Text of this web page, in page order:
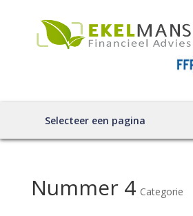
Selecteer een pagina
Nummer 4 Categorie